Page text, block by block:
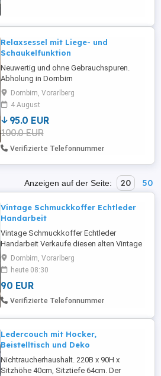
Relaxsessel mit Liege- und
Schaukelfunktion
Neuwertig und ohne Gebrauchspuren.
Abholung in Dornbirn
Dornbirn, Vorarlberg
4 August
95.0 EUR
100.0 EUR
Verifizierte Telefonnummer
Anzeigen auf der Seite: 20 50
Vintage Schmuckkoffer Echtleder
Handarbeit
Vintage Schmuckkoffer Echtleder
Handarbeit Verkaufe diesen alten Vintage
Schmuckkoffer in Echtleder und
Handarbeit meiner Oma (siehe Fotos).
Schlüssel nicht mehr vorhanden. Maße:
siehe Fotos
Dornbirn, Vorarlberg
heute 08:30
90 EUR
Verifizierte Telefonnummer
Ledercouch mit Hocker,
Beistelltisch und Deko
Nichtraucherhaushalt. 220B x 90H x
Sitzhöhe 40cm, Sitztiefe 64cm. Der